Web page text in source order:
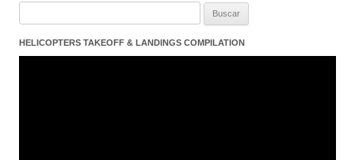
HELICOPTERS TAKEOFF & LANDINGS COMPILATION